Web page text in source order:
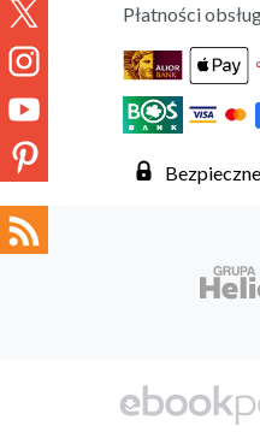
Płatności